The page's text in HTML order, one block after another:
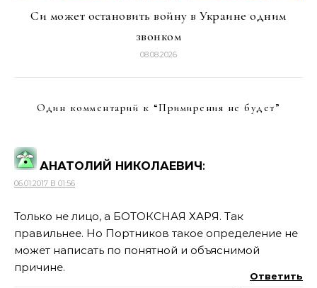
Си может остановить войну в Украине одним
звонком
08.08.2026
Один комментарий к “Примирения не будет”
АНАТОЛИЙ НИКОЛАЕВИЧ:
06.01.2017 В 01:56
Только не лицо, а БОТОКСНАЯ ХАРЯ. Так
правильнее. Но Портников такое определение не
может написать по понятной и объяснимой
причине.
Ответить